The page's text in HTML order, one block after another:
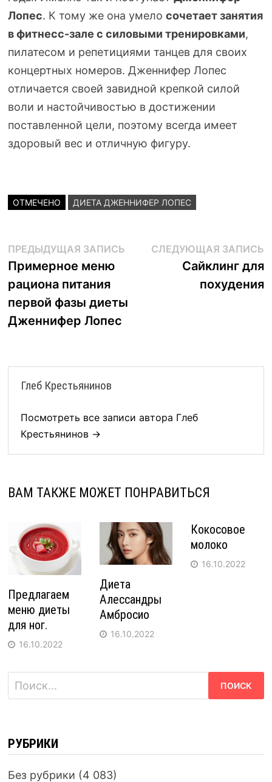
Лопес. К тому же она умело сочетает занятия
вфитнесс-зале с силовыми тренировками,
пилатесом и репетициями танцев для своих
концертных номеров. Дженнифер Лопес
отличается своей завидной крепкой силой
воли и настойчивостью в достижении
поставленной цели, поэтому всегда имеет
здоровый вес и отличную фигуру.
ОТМЕЧЕНО ДИЕТА ДЖЕННИФЕР ЛОПЕС
Навигация
по
записям
ПРЕДЫДУЩАЯ ЗАПИСЬПредыдущая
Примерное меню
рациона питания
первой фазы диеты
Дженнифер Лопес
СЛЕДУЮЩАЯ ЗАПИСЬ
Сайклинг для
похудения
Глеб Крестьянинов
Посмотреть все записи автора Глеб
Крестьянинов →
ВАМ ТАКЖЕ МОЖЕТ ПОНРАВИТЬСЯ
Предлагаем
меню диеты
для ног.
16.10.2022
Диета
Алессандры
Амбросио
16.10.2022
Кокосовое
молоко
16.10.2022
Найти:
РУБРИКИ
Без рубрики (4 083)